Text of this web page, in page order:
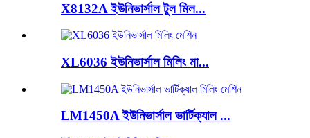
X8132A ইউনিভার্সাল টুল মিল...
XL6036 ইউনিভার্সাল মিলিং মা...
LM1450A ইউনিভার্সাল ভার্টিক্যাল ...